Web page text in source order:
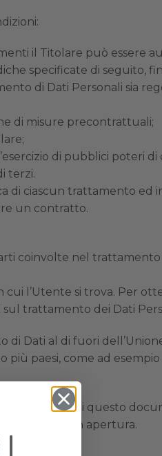
il Titolare può essere
specificate di seguito,
di Dati Personali sia
di misure precontrattuali;
di pubblici poteri di
terzi.
di ciascun trattamento ed
un contratto.
coinvolte nel
cui l’Utente si trova. Per
trattamento dei Dati
Dati al di fuori
paesi, come ad
la sezione di questo
riportati in apertura.